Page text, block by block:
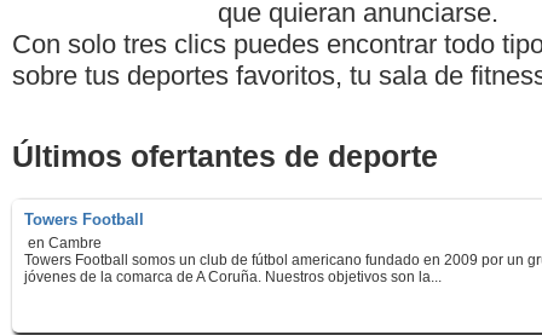
que quieran anunciarse.
Con solo tres clics puedes encontrar todo
sobre tus deportes favoritos, tu sala de
Últimos ofertantes de deporte
Towers Football
en Cambre
Towers Football somos un club de fútbol americano fundado en 2009 por un
jóvenes de la comarca de A Coruña. Nuestros objetivos son la...